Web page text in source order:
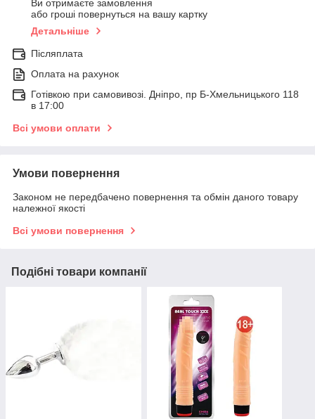
Ви отримаєте замовлення
або гроші повернуться на вашу картку
Детальніше
Післяплата
Оплата на рахунок
Готівкою при самовивозі. Дніпро, пр Б-Хмельницького 118
в 17:00
Всі умови оплати
Умови повернення
Законом не передбачено повернення та обмін даного товару
належної якості
Всі умови повернення
Подібні товари компанії